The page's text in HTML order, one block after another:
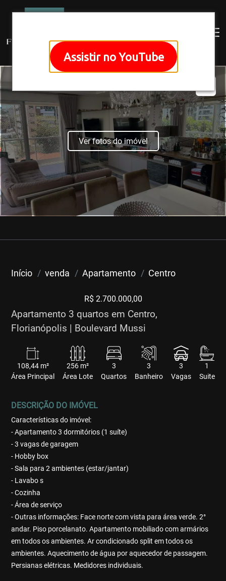
Assistir no YouTube
Ver fotos do imóvel
Início venda Apartamento Centro
R$ 2.700.000,00
Apartamento 3 quartos em Centro,
Florianópolis | Boulevard Mussi
108,44 m²
Área Principal
256 m²
Área Lote
3
Quartos
3
Banheiro
3
Vagas
1
Suite
DESCRIÇÃO DO IMÓVEL
Características do imóvel:
- Apartamento 3 dormitórios (1 suíte)
- 3 vagas de garagem
- Hobby box
- Sala para 2 ambientes (estar/jantar)
- Lavabo s
- Cozinha
- Área de serviço
- Outras informações: Face norte com vista para área verde. 2°
andar. Piso porcelanato. Apartamento mobiliado com armários
em todos os ambientes. Ar condicionado split em todos os
ambientes. Aquecimento de água por aquecedor de passagem.
Persianas elétricas. Medidores individuais.